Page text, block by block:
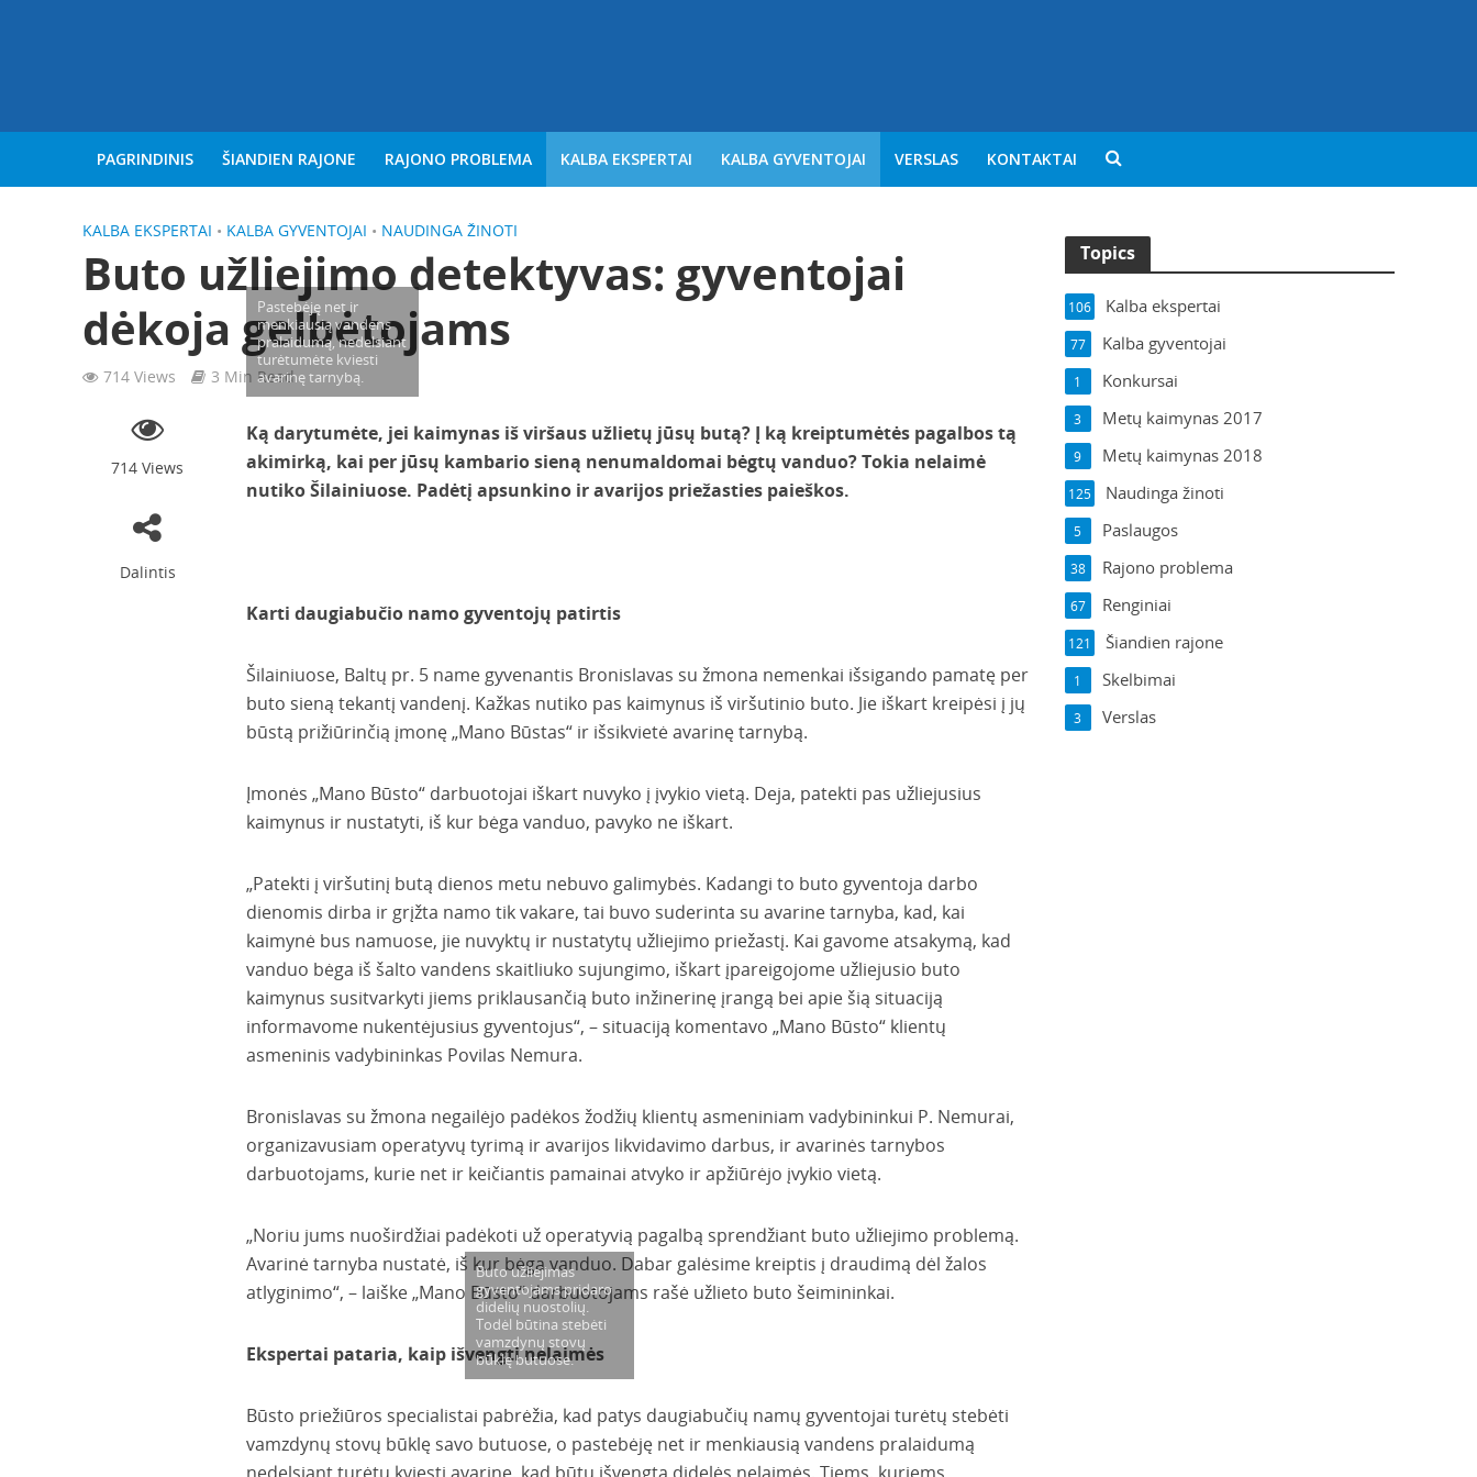
PAGRINDINIS ŠIANDIEN RAJONE RAJONO PROBLEMA KALBA EKSPERTAI KALBA GYVENTOJAI VERSLAS KONTAKTAI
KALBA EKSPERTAI • KALBA GYVENTOJAI • NAUDINGA ŽINOTI
Buto užliejimo detektyvas: gyventojai
dėkoja gelbėtojams
714 Views 3 Min Read
714 Views
Dalintis
Pastebėję net ir
menkiausią vandens
pralaidumą, nedelsiant
turėtumėte kviesti
avarinę tarnybą.
Ką darytumėte, jei kaimynas iš viršaus užlietų jūsų butą? Į ką kreiptumėtės pagalbos tą
akimirką, kai per jūsų kambario sieną nenumaldomai bėgtų vanduo? Tokia nelaimė
nutiko Šilainiuose. Padėtį apsunkino ir avarijos priežasties paieškos.
Karti daugiabučio namo gyventojų patirtis
Šilainiuose, Baltų pr. 5 name gyvenantis Bronislavas su žmona nemenkai išsigando pamatę per
buto sieną tekantį vandenį. Kažkas nutiko pas kaimynus iš viršutinio buto. Jie iškart kreipėsi į jų
būstą prižiūrinčią įmonę „Mano Būstas“ ir išsikvietė avarinę tarnybą.
Įmonės „Mano Būsto“ darbuotojai iškart nuvyko į įvykio vietą. Deja, patekti pas užliejusius
kaimynus ir nustatyti, iš kur bėga vanduo, pavyko ne iškart.
„Patekti į viršutinį butą dienos metu nebuvo galimybės. Kadangi to buto gyventoja darbo
dienomis dirba ir grįžta namo tik vakare, tai buvo suderinta su avarine tarnyba, kad, kai
kaimynė bus namuose, jie nuvyktų ir nustatytų užliejimo priežastį. Kai gavome atsakymą, kad
vanduo bėga iš šalto vandens skaitliuko sujungimo, iškart įpareigojome užliejusio buto
kaimynus susitvarkyti jiems priklausančią buto inžinerinę įrangą bei apie šią situaciją
informavome nukentėjusius gyventojus“, – situaciją komentavo „Mano Būsto“ klientų
asmeninis vadybininkas Povilas Nemura.
Bronislavas su žmona negailėjo padėkos žodžių klientų asmeniniam vadybininkui P. Nemurai,
organizavusiam operatyvų tyrimą ir avarijos likvidavimo darbus, ir avarinės tarnybos
darbuotojams, kurie net ir keičiantis pamainai atvyko ir apžiūrėjo įvykio vietą.
„Noriu jums nuoširdžiai padėkoti už operatyvią pagalbą sprendžiant buto užliejimo problemą.
Avarinė tarnyba nustatė, iš kur bėga vanduo. Dabar galėsime kreiptis į draudimą dėl žalos
atlyginimo“, – laiške „Mano Būsto“ darbuotojams rašė užlieto buto šeimininkai.
Ekspertai pataria, kaip išvengti nelaimės
Buto užliejimas
gyventojams pridaro
didelių nuostolių.
Todėl būtina stebėti
vamzdynų stovų
būklę butuose.
Būsto priežiūros specialistai pabrėžia, kad patys daugiabučių namų gyventojai turėtų stebėti
vamzdynų stovų būklę savo butuose, o pastebėję net ir menkiausią vandens pralaidumą
Topics
Kalba ekspertai
106
Kalba gyventojai
77
Konkursai
1
Metų kaimynas 2017
3
Metų kaimynas 2018
9
Naudinga žinoti
125
Paslaugos
5
Rajono problema
38
Renginiai
67
Šiandien rajone
121
Skelbimai
1
Verslas
3